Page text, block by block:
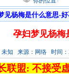
见杨梅是什么意思-
孕妇梦见杨梅
知 来源：网络 时间：
联盟: 不接受